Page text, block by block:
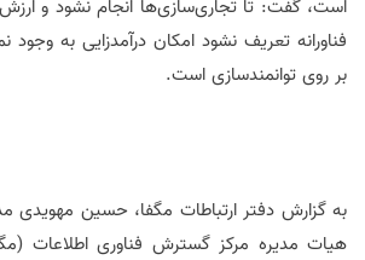
است، گفت: تا تجاری‌سازی‌ها انجام نشود و ارزش
فناورانه تعریف نشود امکان درآمدزایی به وجود
بر روی توانمندسازی است.
به گزارش دفتر ارتباطات مگفا، حسین مهویدی
هیات مدیره مرکز گسترش فناوری اطلاعات